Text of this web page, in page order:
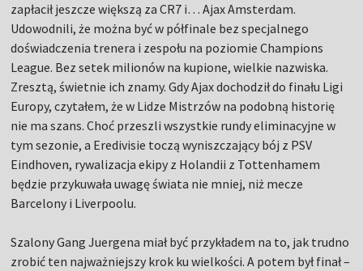
zapłacił jeszcze większą za CR7 i… Ajax Amsterdam.
Udowodnili, że można być w półfinale bez specjalnego
doświadczenia trenera i zespołu na poziomie Champions
League. Bez setek milionów na kupione, wielkie nazwiska.
Zresztą, świetnie ich znamy. Gdy Ajax dochodził do finału Ligi
Europy, czytałem, że w Lidze Mistrzów na podobną historię
nie ma szans. Choć przeszli wszystkie rundy eliminacyjne w
tym sezonie, a Eredivisie toczą wyniszczający bój z PSV
Eindhoven, rywalizacja ekipy z Holandii z Tottenhamem
będzie przykuwała uwagę świata nie mniej, niż mecze
Barcelony i Liverpoolu.
Szalony Gang Juergena miał być przykładem na to, jak trudno
zrobić ten najważniejszy krok ku wielkości. A potem był finał –